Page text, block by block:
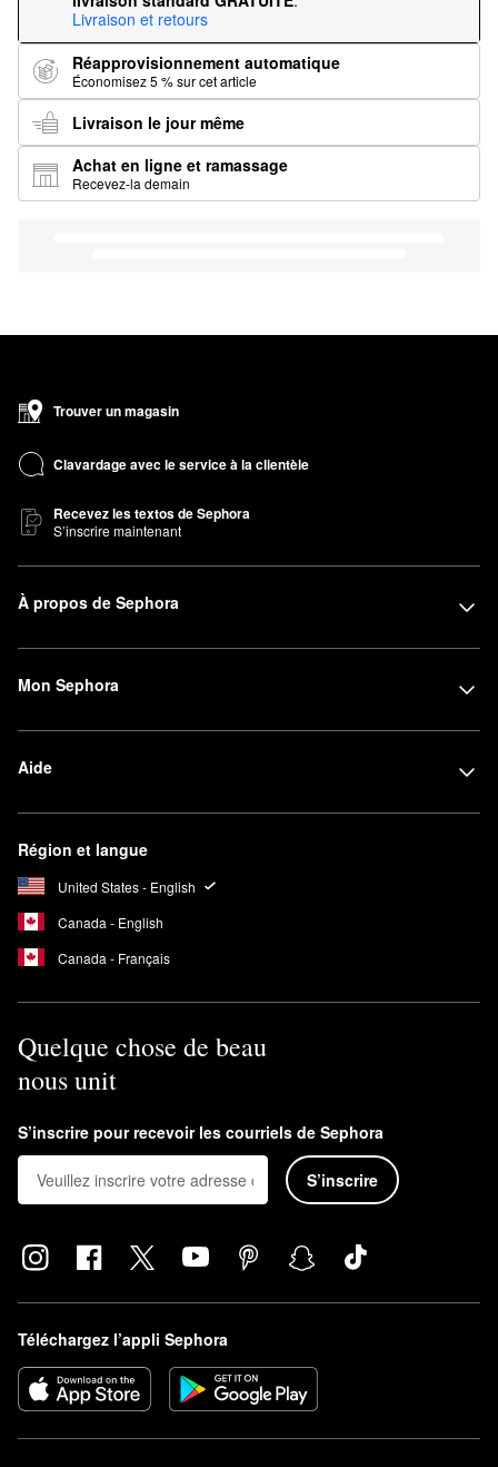
Livraison et retours
Réapprovisionnement automatique
Économisez 5 % sur cet article
Livraison le jour même
Achat en ligne et ramassage
Recevez-la demain
Trouver un magasin
Clavardage avec le service à la clientèle
Recevez les textos de Sephora
S’inscrire maintenant
À propos de Sephora
Mon Sephora
Aide
Région et langue
United States - English
Canada - English
Canada - Français
Quelque chose de beau
nous unit
S’inscrire pour recevoir les courriels de Sephora
S’inscrire
Téléchargez l’appli Sephora